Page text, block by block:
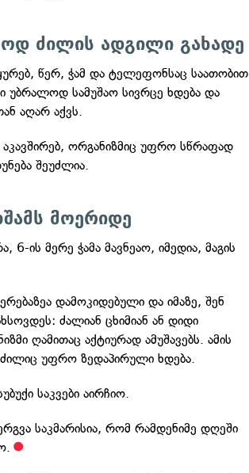
ძილის ადგილი გახადე
წერ, ჭამ და ტელეფონსაც საათობით
უბრალოდ სამუშაო სივრცე ხდება და
აღარ აქვს.
ორგანიზმიც უფრო სწრაფად
შეუძლია.
მოერიდე
ის მერე ჭამა მავნეაო, იმედია, მაგის
დამოკიდებული და იმაზე, შენ
ძალიან ცხიმიან ან დიდი
ღამითაც აქტიურად ამუშავებს. ამის
ძილიც უფრო ზედაპირული ხდება.
საკვები აირჩიო.
საკმარისია, რომ რამდენიმე დღეში